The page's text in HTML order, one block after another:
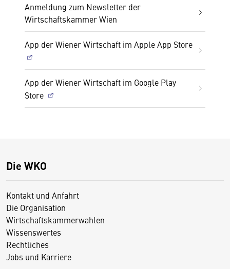
Anmeldung zum Newsletter der
Wirtschaftskammer Wien
App der Wiener Wirtschaft im Apple App Store
App der Wiener Wirtschaft im Google Play
Store
Die WKO
Kontakt und Anfahrt
Die Organisation
Wirtschaftskammerwahlen
Wissenswertes
Rechtliches
Jobs und Karriere